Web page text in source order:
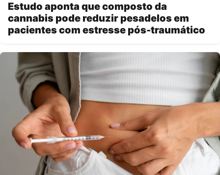
Estudo aponta que composto da
cannabis pode reduzir pesadelos em
pacientes com estresse pós-traumático